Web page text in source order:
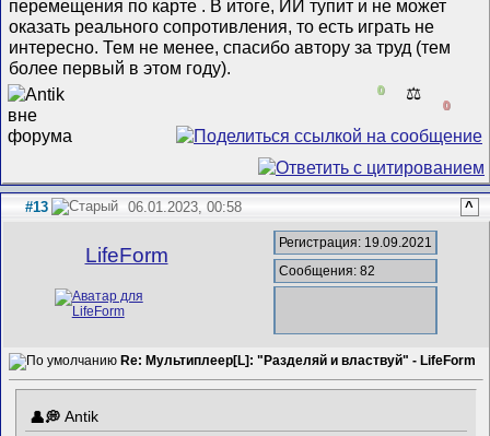
перемещения по карте . В итоге, ИИ тупит и не может
оказать реального сопротивления, то есть играть не
интересно. Тем не менее, спасибо автору за труд (тем
более первый в этом году).
0 ⚖️
0
#13 06.01.2023, 00:58 ^
LifeForm
Регистрация: 19.09.2021
Сообщения: 82
Re: Мультиплеер[L]: "Разделяй и властвуй" - LifeForm
Antik